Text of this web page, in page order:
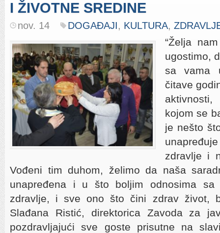
I ŽIVOTNE SREDINE
nov. 14 DOGAĐAJI, KULTURA,
“Želja
ugostimo,
sa vama
čitave
kojom se
je nešto
zdravlje i
Vođeni tim duhom, želimo da naša
unapređena i u što boljim odnosima
zdravlje, i sve ono što čini zdrav život,
Slađana Ristić, direktorica Zavoda za
pozdravljajući sve goste prisutne na